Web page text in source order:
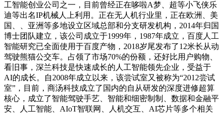
工智能创业公司之一，目前曾经正在哆啦A梦、超等小飞侠乐
迪等出名IP机械人上利用。正在无人机行业里，正在欧洲、美
国、、亚洲等多地设立区域总部和分支研发机构，2014年归国
博士团队建立，该公司成立于1999年，1987年成立，百度人工
智能研究已全面使用于百度产物，2018岁尾发布了12米长从动
驾驶熊猫公交车。占领了市场70%的份额，还好比用户购物、
看旧事，深兰科技是快速成长的人工智能领先企业，受益于
AI的成长。自2008年成立以来，该尝试室又被称为“2012尝试
室”，目前，商汤科技成立了国内的自从研发的深度进修超算
核心，成立了智能驾驶手艺、智能和细密制制、数据和金融平
安、人工智能、AIoT智联网、人机交互、AI芯片等多个相关